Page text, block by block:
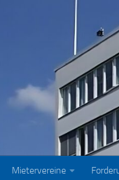
Mietervereine